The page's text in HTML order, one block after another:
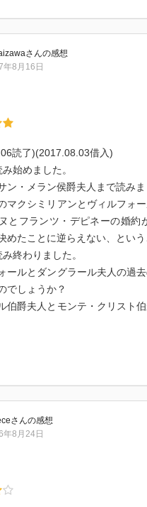
さんの感想
年8月16日
読了)(2017.08.03借入)
始めました。
ン・メラン侯爵夫人まで読みま
マクシミリアンとヴィルフォ
とフランツ・デピネーの婚約
めたことに逆らえない、とい
終わりました。
ールとダングラール夫人の過
でしょうか？
伯爵夫人とモンテ・クリスト
はどうなっているのでしょうか
とダングラールの娘のユージ
ました。
ィーヌがマクシミリヤんとう
ル
さんの感想
年8月24日